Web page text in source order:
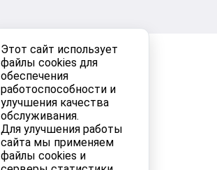
Этот сайт использует
файлы cookies для
обеспечения
работоспособности и
улучшения качества
обслуживания.
Для улучшения работы
сайта мы применяем
файлы cookies и